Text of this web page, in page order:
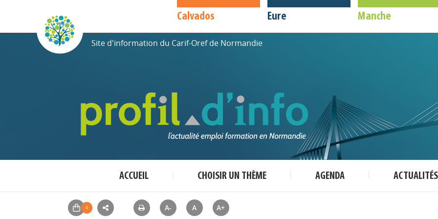
Calvados Eure Manche
Site d'information du Carif-Oref de Normandie
ACCUEIL CHOISIR UN THÈME AGENDA ACTUALITÉS
A- A A+